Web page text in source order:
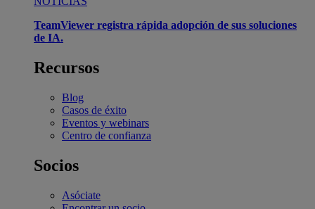
TeamViewer registra rápida adopción de sus soluciones
de IA.
Recursos
Blog
Casos de éxito
Eventos y webinars
Centro de confianza
Socios
Asóciate